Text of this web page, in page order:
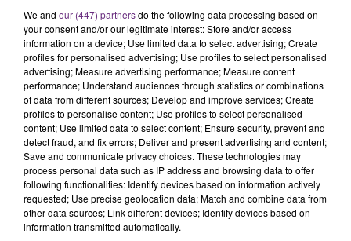
Haute-Marne
Meurthe-et-Moselle
Meuse
Morbihan
Nièvre
Orne
Pas-de-Calais
Haute-Saône
Saône-et-Loire
Sarthe
Seine-Maritime
Deux-Sèvres
We and our (447) partnersdo the following data processing based on
your consent and/or our legitimate interest: Store and/or access
information on a device; Use limited data to select advertising; Create
profiles for personalised advertising; Use profiles to select personalised
advertising; Measure advertising performance; Measure content
performance; Understand audiences through statistics or combinations
of data from different sources; Develop and improve services; Create
profiles to personalise content; Use profiles to select personalised
content; Use limited data to select content; Ensure security, prevent and
detect fraud, and fix errors; Deliver and present advertising and content;
Save and communicate privacy choices. These technologies may
process personal data such as IP address and browsing data to offer
following functionalities: Identify devices based on information actively
requested; Use precise geolocation data; Match and combine data from
other data sources; Link different devices; Identify devices based on
information transmitted automatically.